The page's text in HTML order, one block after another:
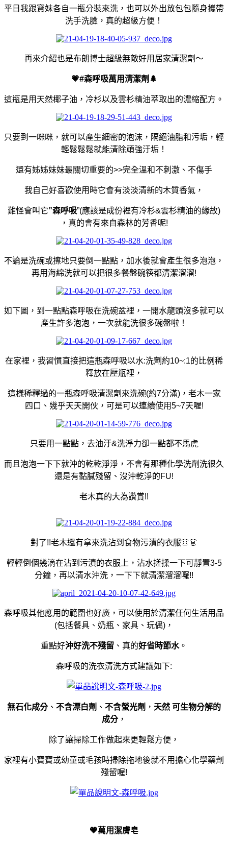
平日我跟寶妹各自一瓶分裝來洗，也可以外出放包包隨身攜帶
洗手洗臉， 真的超級方便！
再來介紹也是布朗博士超級無敵好用居家清潔劑～
💗#森呼吸萬用清潔劑 🌲
這瓶是用天然椰子油，冷杉以及雲杉精油萃取出的濃縮配方。
只要到一咪咪，就可以產生細密的泡沫，隔絕油脂和污垢，輕
輕鬆鬆鬆就能清除頑強汙垢！
還有姊姊妹妹最關切重要的>>完全溫和不刺激、不傷手
我自己好喜歡使用時它會有淡淡清新的木質香氣 ，
難怪會叫它”森呼吸”(應該是成份裡有冷杉&雲杉精油的緣故)
，真的會有來自森林的芳香呢!
不論是洗碗或擦地只要倒一點點，加水後就會產生很多泡泡，
再用海綿洗就可以把很多餐盤碗筷都清潔溜溜!
如下圖，到一點點森呼吸在洗碗盆裡，一開水龍頭沒多就可以
產生許多泡泡，一次就能洗很多碗盤啦！
在家裡，我習慣直接把這瓶森呼吸以水:洗劑約10~:1的比例稀
釋放在壓瓶裡，
這樣稀釋過的一瓶森呼吸清潔劑來洗碗(約7分滿)，老木一家
四口、幾乎天天開伙，可是可以連續使用5~7天喔!
只要用一點點，去油汙&洗淨力卻一點都不馬虎
而且泡泡一下下就沖的乾乾淨淨，不會有那種化學洗劑洗很久
還是有黏膩殘留、沒沖乾淨的FU!
老木真的大為讚賞!!
對了!!老木還有拿來洗沾到食物污漬的衣服👚👗
輕輕倒個幾滴在沾到污漬的衣服上，沾水搓揉一下可靜置3-5
分鐘，再以清水沖洗，一下下就清潔溜溜囉!!
森呼吸其他應用的範圍也好廣，可以使用於清潔任何生活用品
(包括餐具、奶瓶、家具、玩偶)，
重點好沖好洗不殘留 、真的好省時節水。
森呼吸的洗衣清洗方式建議如下:
無石化成分、 不含漂白劑 、 不含螢光劑 ， 天然 可生物分解的
成分，
除了讓掃除工作做起來更輕鬆方便，
家裡有小寶寶或幼童或毛孩時掃除拖地後就不用擔心化學藥劑
殘留喔!
💗萬用潔膚皂